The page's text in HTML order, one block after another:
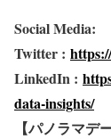
Social Media:
Twitter :
LinkedIn :
data-insights/
【パノラマデ